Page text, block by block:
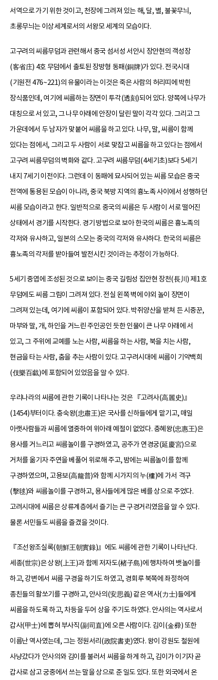
서역으로 가기 위한 것이고, 천장에 그려져 있는 해, 달, 별, 불꽃무늬,
초롱무늬는 이상세계로서의 서왕모 세계의 모습이다.
고구려의 씨름무덤과 관련해서 중국 섬서성 서안시 장안현의 객성장
(客省庄) 4호 무덤에서 출토된 장방형 동패(銅牌)가 있다. 전국시대
(기원전 476~221)의 유물이라는 이것은 죽은 사람의 허리띠에 박힌
장식품인데, 여기에 씨름하는 장면이 투각(透刻)되어 있다. 양쪽에 나무가
대칭으로 서 있고, 그 나무 아래에 안장이 달린 말이 각각 있다. 그리고 그
가운데에서 두 남자가 맞붙어 씨름을 하고 있다. 나무, 말, 씨름이 함께
있다는 점에서, 그리고 두 사람이 서로 맞잡고 씨름을 하고 있다는 점에서
고구려 씨름무덤의 벽화와 같다. 고구려 씨름무덤(4세기초)보다 5세기
내지 7세기 이전이다. 그런데 이 동패에 묘사되어 있는 씨름 모습은 중국
전역에 통용된 모습이 아니라, 중국 북방 지역의 흉노족 사이에서 성행하던
씨름 모습이라고 한다. 일반적으로 중국의 씨름은 두 사람이 서로 떨어진
상태에서 경기를 시작한다. 경기 방법으로 보아 한국의 씨름은 흉노족의
각저와 유사하고, 일본의 스모는 중국의 각저와 유사하다. 한국의 씨름은
흉노족의 각저를 받아들여 발전시킨 것이라는 추정이 가능하다.
5세기 중엽에 조성된 것으로 보이는 중국 길림성 집안현 장천(長川) 제1호
무덤에도 씨름 그림이 그려져 있다. 전실 왼쪽 벽에 야외 놀이 장면이
그려져 있는데, 여기에 씨름이 포함되어 있다. 박쥐양산을 받쳐 든 시중꾼,
마부와 말, 개, 하인을 거느린 주인공인 듯한 인물이 큰 나무 아래에 서
있고, 그 주위에 교예를 노는 사람, 씨름을 하는 사람, 북을 치는 사람,
현금을 타는 사람, 춤을 추는 사람이 있다. 고구려시대에 씨름이 기악백희
(伎樂百戱)에 포함되어 있었음을 알 수 있다.
우리나라의 씨름에 관한 기록이 나타나는 것은 『고려사(高麗史)』
(1454)부터이다. 충숙왕(忠肅王)은 국사를 신하들에게 맡기고, 매일
아랫사람들과 씨름에 열중하여 위아래 예절이 없었다. 충혜왕(忠惠王)은
용사를 거느리고 씨름놀이를 구경하였고, 공주가 연경궁(延慶宮)으로
거처를 옮기자 주연을 베풀어 위로해 주고, 밤에는 씨름놀이를 함께
구경하였으며, 고용보(高龍普)와 함께 시가지의 누(樓)에 가서 격구
(擊毬)와 씨름놀이를 구경하고, 용사들에게 많은 베를 상으로 주었다.
고려시대에 씨름은 상류계층에서 즐기는 큰 구경거리였음을 알 수 있다.
물론 서민들도 씨름을 즐겼을 것이다.
『조선왕조실록(朝鮮王朝實錄)』에도 씨름에 관한 기록이 나타난다.
세종(世宗)은 상왕(上王)과 함께 저자도(楮子島)에 행차하여 뱃놀이를
하고, 강변에서 씨름 구경을 하기도 하였고, 경회루 북쪽에 좌정하여
종친들의 활쏘기를 구경하고, 안사의(安思義) 같은 역사(力士)들에게
씨름을 하도록 하고, 차등을 두어 상을 주기도 하였다. 안사의는 역사로서
갑사(甲士)에 뽑혀 부사직(副司直)에 오른 사람이다. 김이(金彛) 또한
이름난 역사였는데, 그는 정원서리(政院書吏)였다. 왕이 강원도 철원에
사냥갔다가 안사의와 김이를 불러서 씨름을 하게 하고, 김이가 이기자 곧
갑사로 삼고 궁중에서 쓰는 말을 상으로 준 일도 있다. 또한 외국에서 온